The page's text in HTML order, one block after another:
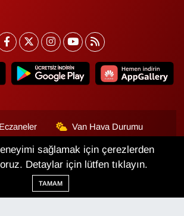
Van Hava Durumu
Van Trafik Yoğunluk
Haritası
ve Fikstür
sağlamak için çerezlerden
Detaylar için lütfen tıklayın.
TAMAM